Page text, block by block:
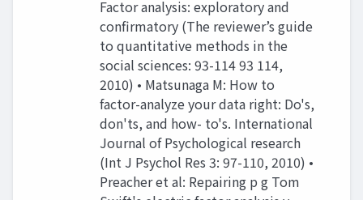
Factor analysis: exploratory and
confirmatory (The reviewer’s guide
to quantitative methods in the
social sciences: 93-114 93 114,
2010) • Matsunaga M: How to
factor-analyze your data right: Do's,
don'ts, and how- to's. International
Journal of Psychological research
(Int J Psychol Res 3: 97-110, 2010) •
Preacher et al: Repairing p g Tom